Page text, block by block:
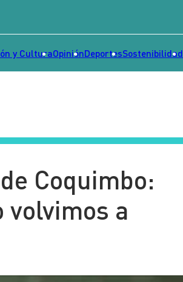
y CulturaOpiniónDeportesSostenibilidad
Coquimbo:
volvimos a